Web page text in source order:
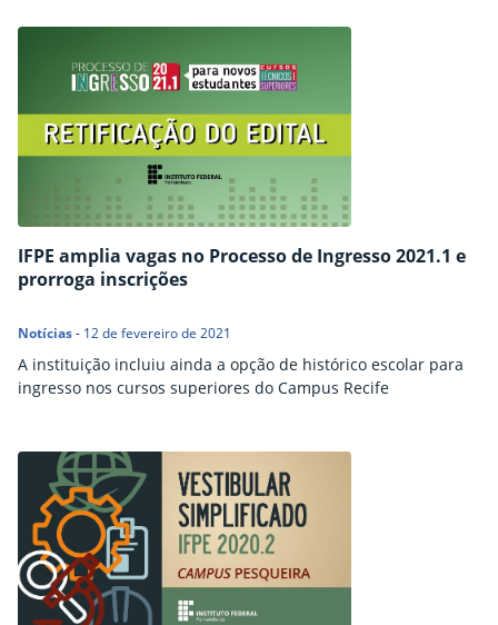
IFPE amplia vagas no Processo de Ingresso 2021.1 e
prorroga inscrições
Notícias- 12 de fevereiro de 2021
A instituição incluiu ainda a opção de histórico escolar para
ingresso nos cursos superiores do Campus Recife